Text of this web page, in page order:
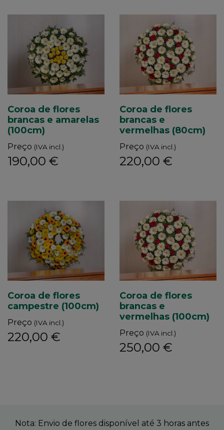
Coroa de flores
brancas e amarelas
(100cm)
Preço (IVA incl.)
190,00 €
Coroa de flores
brancas e
vermelhas (80cm)
Preço (IVA incl.)
220,00 €
Coroa de flores
campestre (100cm)
Preço (IVA incl.)
220,00 €
Coroa de flores
brancas e
vermelhas (100cm)
Preço (IVA incl.)
250,00 €
Nota: Envio de flores disponível até 3 horas antes